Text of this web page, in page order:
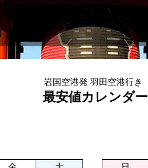
岩国空港発 羽田空港行き
最安値カレンダー